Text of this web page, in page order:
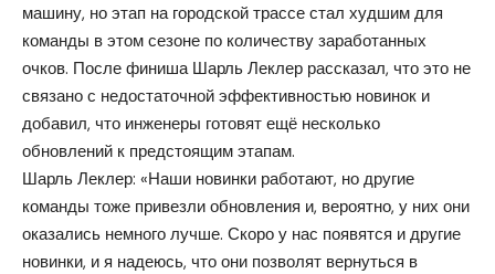
машину, но этап на городской трассе стал худшим для
команды в этом сезоне по количеству заработанных
очков. После финиша Шарль Леклер рассказал, что это не
связано с недостаточной эффективностью новинок и
добавил, что инженеры готовят ещё несколько
обновлений к предстоящим этапам.
Шарль Леклер: «Наши новинки работают, но другие
команды тоже привезли обновления и, вероятно, у них они
оказались немного лучше. Скоро у нас появятся и другие
новинки, и я надеюсь, что они позволят вернуться в